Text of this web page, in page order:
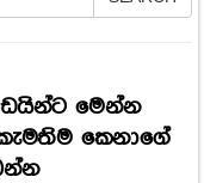
මෙන්න
කෙනාගේ